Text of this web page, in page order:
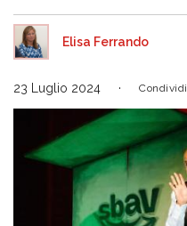
Elisa Ferrando
23 Luglio 2024 Condividi